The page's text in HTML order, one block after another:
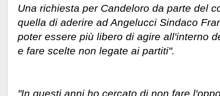
Una richiesta per Candeloro da parte del
quella di aderire ad Angelucci Sindaco
poter essere più libero di agire all'interno
e fare scelte non legate ai partiti".
"In questi anni ho cercato di non fare